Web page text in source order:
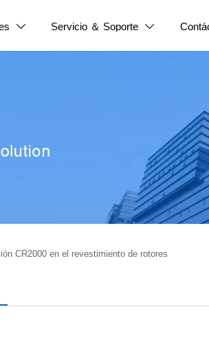
 Servicio ＆ Soporte 
CR2000 en el revestimiento de rotores